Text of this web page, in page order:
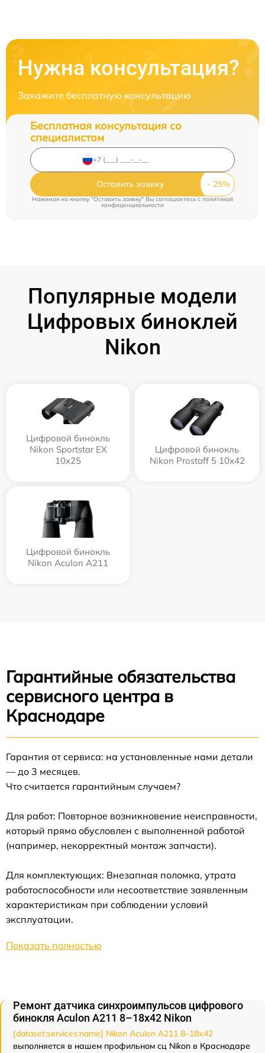
Нужна консультация?
Закажите бесплатную консультацию
Бесплатная консультация со
специалистом
Оставить заявку
Нажимая на кнопку "Оставить заявку" Вы соглашаетесь cполитикой
конфиденциальности
Популярные модели
Цифровых биноклей
Nikon
Цифровой бинокль
Nikon Sportstar EX
10x25
Цифровой бинокль
Nikon Prostaff 5 10x42
Цифровой бинокль
Nikon Aculon A211
Гарантийные обязательства
сервисного центра в
Краснодаре
Гарантия от сервиса: на установленные нами детали
— до 3 месяцев.
Что считается гарантийным случаем?
Для работ: Повторное возникновение неисправности,
который прямо обусловлен с выполненной работой
(например, некорректный монтаж запчасти).
Для комплектующих: Внезапная поломка, утрата
работоспособности или несоответствие заявленным
характеристикам при соблюдении условий
эксплуатации.
Показать полностью
Ремонт датчика синхроимпульсов цифрового
бинокля Aculon A211 8–18x42 Nikon
[dataset:services:name] Nikon Aculon A211 8–18x42
выполняется в нашем профильном сц Nikon в Краснодаре